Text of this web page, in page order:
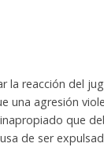
la reacción del
una agresión
que
de ser